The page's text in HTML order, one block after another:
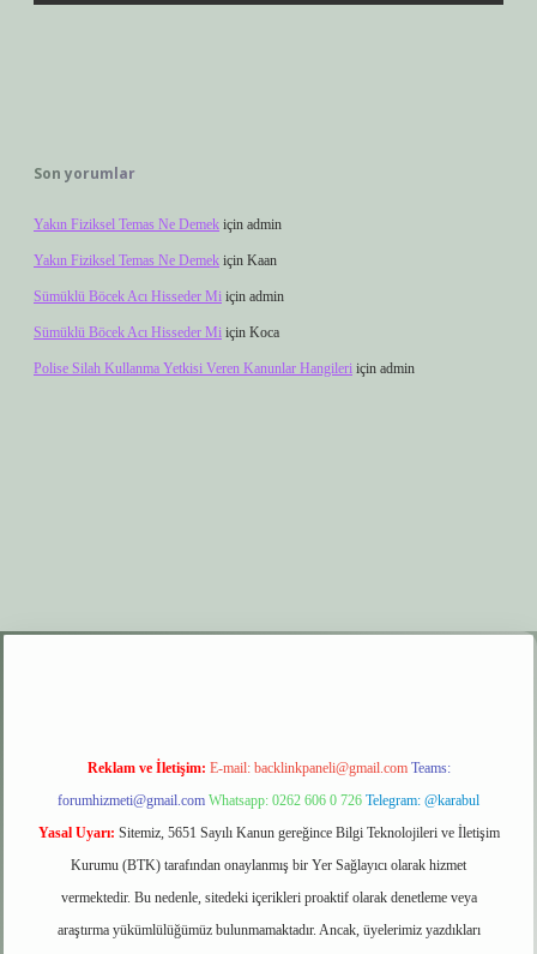
Son yorumlar
Yakın Fiziksel Temas Ne Demek için admin
Yakın Fiziksel Temas Ne Demek için Kaan
Sümüklü Böcek Acı Hisseder Mi için admin
Sümüklü Böcek Acı Hisseder Mi için Koca
Polise Silah Kullanma Yetkisi Veren Kanunlar Hangileri için admin
elexbet giriş
Reklam ve İletişim: E-mail: backlinkpaneli@gmail.com Teams:
forumhizmeti@gmail.com Whatsapp: 0262 606 0 726 Telegram: @karabul
Yasal Uyarı: Sitemiz, 5651 Sayılı Kanun gereğince Bilgi Teknolojileri ve İletişim
Kurumu (BTK) tarafından onaylanmış bir Yer Sağlayıcı olarak hizmet
vermektedir. Bu nedenle, sitedeki içerikleri proaktif olarak denetleme veya
araştırma yükümlülüğümüz bulunmamaktadır. Ancak, üyelerimiz yazdıkları